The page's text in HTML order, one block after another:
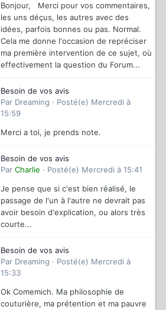
Bonjour, Merci pour vos commentaires,
les uns déçus, les autres avec des
idées, parfois bonnes ou pas. Normal.
Cela me donne l'occasion de repréciser
ma première intervention de ce sujet, où
effectivement la question du Forum...
Besoin de vos avis
Par Dreaming · Posté(e) Mercredi à
15:59
Merci a toi, je prends note.
Besoin de vos avis
Par Charlie · Posté(e) Mercredi à 15:41
Je pense que si c'est bien réalisé, le
passage de l'un à l'autre ne devrait pas
avoir besoin d'explication, ou alors très
courte...
Besoin de vos avis
Par Dreaming · Posté(e) Mercredi à
15:33
Ok Comemich. Ma philosophie de
couturière, ma prétention et ma pauvre